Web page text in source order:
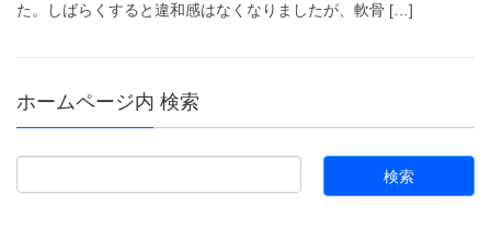
た。しばらくすると違和感はなくなりましたが、軟骨 […]
ホームページ内 検索